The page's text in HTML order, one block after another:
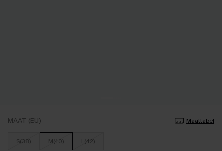
MAAT (EU) Maattabel
S(38) M(40) L(42)